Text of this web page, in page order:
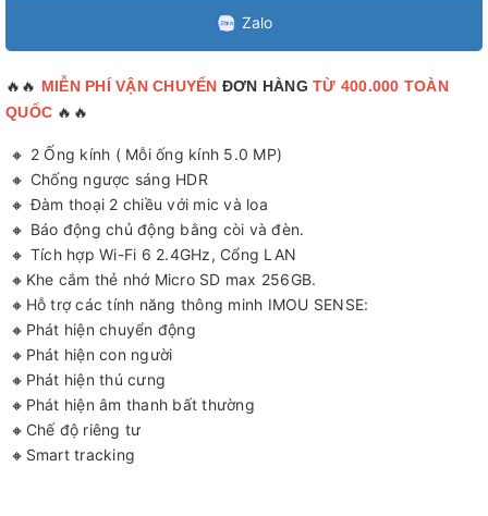
Zalo
🔥🔥 MIỄN PHÍ VẬN CHUYỂN ĐƠN HÀNG TỪ 400.000 TOÀN
QUỐC 🔥🔥
🔸 2 Ống kính ( Mỗi ống kính 5.0 MP)
🔸 Chống ngược sáng HDR
🔸 Đàm thoại 2 chiều với mic và loa
🔸 Báo động chủ động bằng còi và đèn.
🔸 Tích hợp Wi-Fi 6 2.4GHz, Cổng LAN
🔸Khe cắm thẻ nhớ Micro SD max 256GB.
🔸Hỗ trợ các tính năng thông minh IMOU SENSE:
🔸Phát hiện chuyển động
🔸Phát hiện con người
🔸Phát hiện thú cưng
🔸Phát hiện âm thanh bất thường
🔸Chế độ riêng tư
🔸Smart tracking